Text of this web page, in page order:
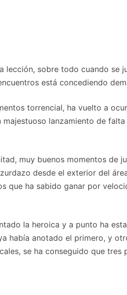
sobre todo cuando se
está concediendo
torrencial, ha vuelto a
lanzamiento de
muy buenos momentos
desde el exterior del
que ha sabido ganar por
la heroica y a punto ha
había anotado el primero, y
se ha conseguido que